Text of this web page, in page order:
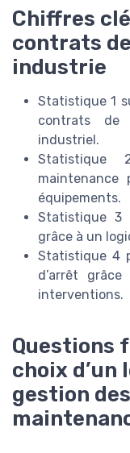
Chiffres
contrats
industrie
Statistique 1
contrats de
industriel.
Statistique
maintenance
équipements.
Statistique 3
grâce à un
Statistique 4
d’arrêt
interventions.
Questions
choix d’un
gestion